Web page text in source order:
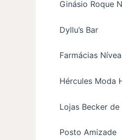
Ginásio Roque
Dyllu’s Bar
Farmácias Nívea
Hércules Moda
Lojas Becker
Posto Amizade